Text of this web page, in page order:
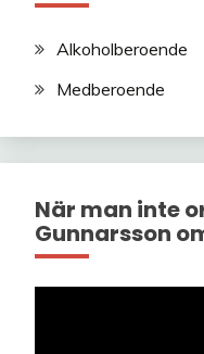
Alkoholberoende
Medberoende
När man inte
Gunnarsson